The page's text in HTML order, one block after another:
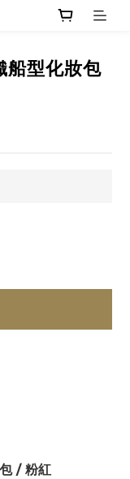
船型化妝包
/ 粉紅